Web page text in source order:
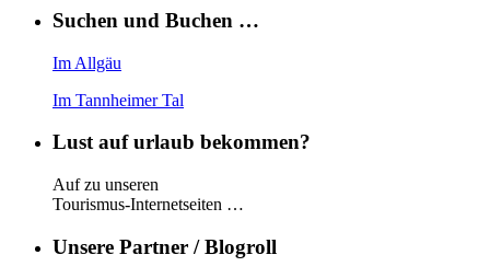
Suchen und Buchen …
Im Allgäu
Im Tannheimer Tal
Lust auf urlaub bekommen?
Auf zu unseren
Tourismus-Internetseiten …
Unsere Partner / Blogroll